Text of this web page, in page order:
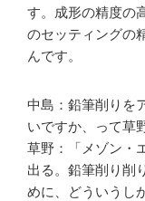
す。成形の精度の
のセッティング
んです。
中島：鉛筆削りを
いですか、って草
草野：「メゾン・
出る。鉛筆削り削
めに、どういうし